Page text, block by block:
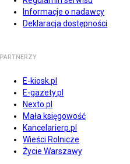
Informacje o nadawcy
Deklaracja dostępności
PARTNERZY
E-kiosk.pl
E-gazety.pl
Nexto.pl
Mała księgowość
Kancelarierp.pl
Wieści Rolnicze
Życie Warszawy